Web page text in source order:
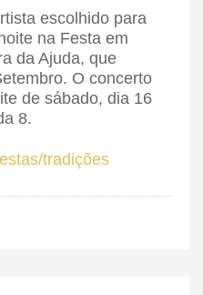
escolhido para
na Festa em
da Ajuda, que
O concerto
de sábado, dia 16
8.
tradições